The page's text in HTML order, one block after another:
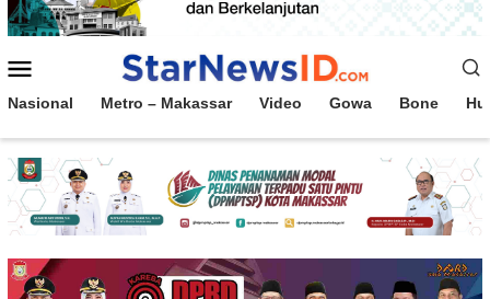
Mobile
Nasional Metro – Makassar Video Gowa Bone